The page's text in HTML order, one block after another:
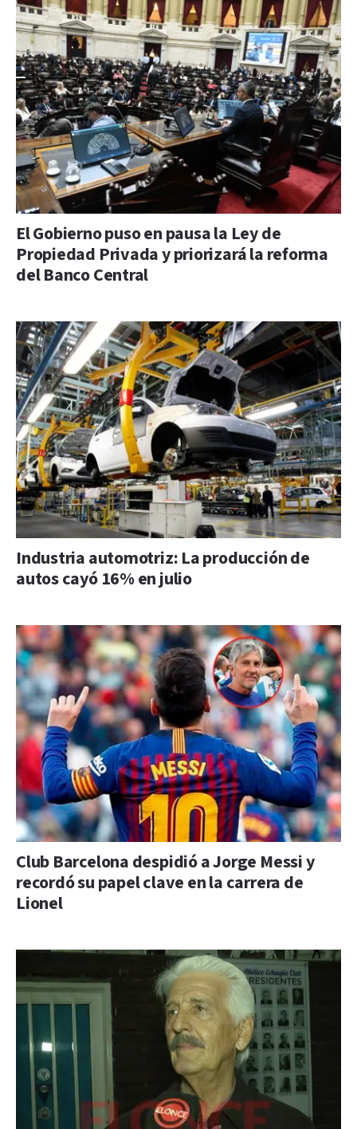
El Gobierno puso en pausa la Ley de
Propiedad Privada y priorizará la reforma
del Banco Central
Industria automotriz: La producción de
autos cayó 16% en julio
Club Barcelona despidió a Jorge Messi y
recordó su papel clave en la carrera de
Lionel